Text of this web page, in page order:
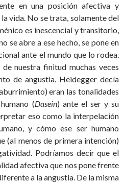
en una posición afectiva y
vida. No se trata, solamente del
es inescencial y transitorio,
se abre a ese hecho, se pone en
ante el mundo que lo rodea.
nuestra finitud muchas veces
de angustia. Heidegger decía
eran las tonalidades
(Dasein) ante el ser y su
eso como la interpelación
y cómo ese ser humano
(al menos de primera intención)
Podríamos decir que el
afectiva que nos pone frente
a la angustia. De la misma